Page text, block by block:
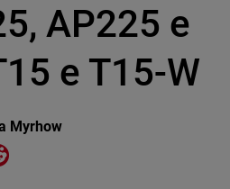
AP225 e
e T15-W
Myrhow
on X
Share on Reddit